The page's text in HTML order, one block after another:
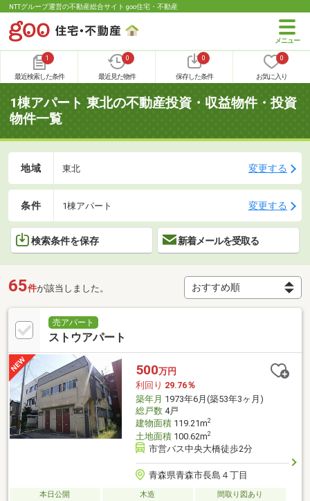
NTTグループ運営の不動産総合サイト goo住宅・不動産
1
最近検索した条件
0
最近見た物件
0
保存した条件
0
お気に入り
1棟アパート 東北の不動産投資・収益物件・投資
物件一覧
地域 東北 変更する
条件 1棟アパート 変更する
検索条件を保存 新着メールを受取る
65件が該当しました。
売アパート
ストウアパート
500万円
利回り 29.76％
築年月 1973年6月(築53年3ヶ月)
総戸数4戸
建物面積119.21m2
土地面積100.62m2
市営バス中央大橋徒歩2分
青森県青森市長島４丁目
本日公開 木造
間取り図あり